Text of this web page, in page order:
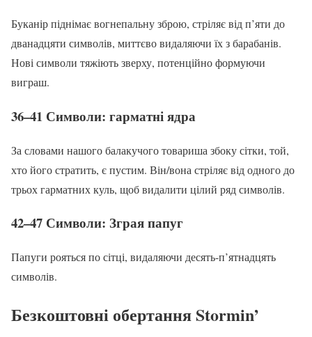
Буканір піднімає вогнепальну зброю, стріляє від п’яти до
дванадцяти символів, миттєво видаляючи їх з барабанів.
Нові символи тяжіють зверху, потенційно формуючи
виграш.
36–41 Символи: гарматні ядра
За словами нашого балакучого товариша збоку сітки, той,
хто його стратить, є пустим. Він/вона стріляє від одного до
трьох гарматних куль, щоб видалити цілий ряд символів.
42–47 Символи: Зграя папуг
Папуги рояться по сітці, видаляючи десять-п’ятнадцять
символів.
Безкоштовні обертання Stormin’